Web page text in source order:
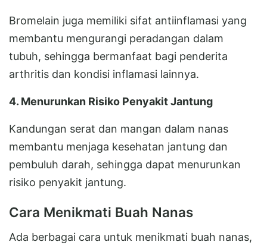
Bromelain juga memiliki sifat antiinflamasi yang
membantu mengurangi peradangan dalam
tubuh, sehingga bermanfaat bagi penderita
arthritis dan kondisi inflamasi lainnya.
4. Menurunkan Risiko Penyakit Jantung
Kandungan serat dan mangan dalam nanas
membantu menjaga kesehatan jantung dan
pembuluh darah, sehingga dapat menurunkan
risiko penyakit jantung.
Cara Menikmati Buah Nanas
Ada berbagai cara untuk menikmati buah nanas,